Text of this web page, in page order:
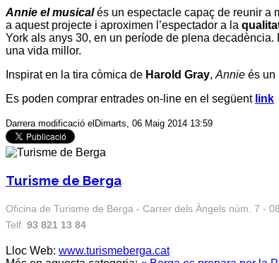
Annie el musicalés un espectacle capaç de reunir a
a aquest projecte i aproximen l’espectador a la
York als anys 30, en un període de plena
una vida millor.
Inspirat en la tira còmica de Harold Gray, Annie és un
Es poden comprar entrades on-line en el següent link
Darrera modificació elDimarts, 06 Maig 2014 13:59
Turisme de Berga
Oficina de Turisme de Berga - Carrer dels Àngels núm. 7 -
Telf. 93 821 13 84
Lloc Web: www.turismeberga.cat